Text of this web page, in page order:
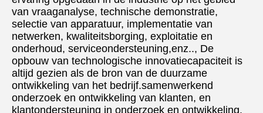
van vraaganalyse, technische demonstratie,
selectie van apparatuur, implementatie van
netwerken, kwaliteitsborging, exploitatie en
onderhoud, serviceondersteuning,enz.., De
opbouw van technologische innovatiecapaciteit is
altijd gezien als de bron van de duurzame
ontwikkeling van het bedrijf.samenwerkend
onderzoek en ontwikkeling van klanten, en
klantondersteuning in onderzoek en ontwikkeling,